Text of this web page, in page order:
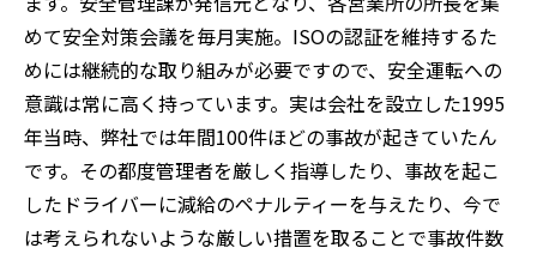
めて安全対策会議を毎月実施。ISOの認証を維持するた
めには継続的な取り組みが必要ですので、安全運転への
意識は常に高く持っています。実は会社を設立した1995
年当時、弊社では年間100件ほどの事故が起きていたん
です。その都度管理者を厳しく指導したり、事故を起こ
したドライバーに減給のペナルティーを与えたり、今で
は考えられないような厳しい措置を取ることで事故件数